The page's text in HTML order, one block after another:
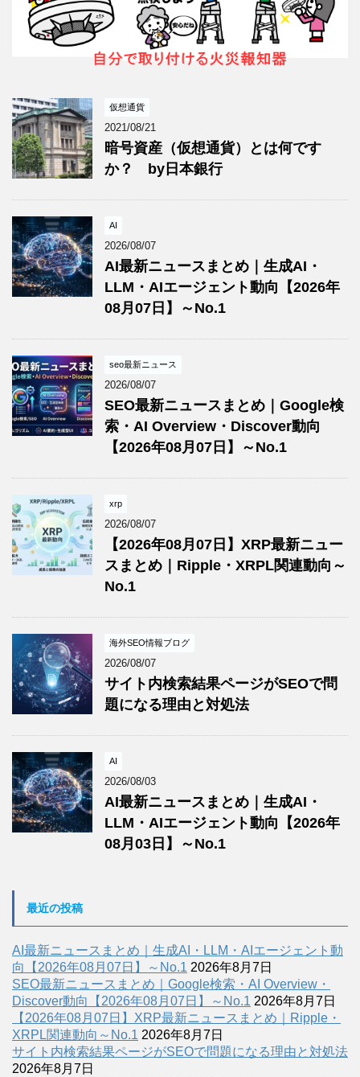
仮想通貨
2021/08/21
暗号資産（仮想通貨）とは何です
か？ by日本銀行
AI
2026/08/07
AI最新ニュースまとめ｜生成AI・
LLM・AIエージェント動向【2026年
08月07日】～No.1
seo最新ニュース
2026/08/07
SEO最新ニュースまとめ｜Google検
索・AI Overview・Discover動向
【2026年08月07日】～No.1
xrp
2026/08/07
【2026年08月07日】XRP最新ニュー
スまとめ｜Ripple・XRPL関連動向～
No.1
海外SEO情報ブログ
2026/08/07
サイト内検索結果ページがSEOで問
題になる理由と対処法
AI
2026/08/03
AI最新ニュースまとめ｜生成AI・
LLM・AIエージェント動向【2026年
08月03日】～No.1
最近の投稿
AI最新ニュースまとめ｜生成AI・LLM・AIエージェント動
向【2026年08月07日】～No.1 2026年8月7日
SEO最新ニュースまとめ｜Google検索・AI Overview・
Discover動向【2026年08月07日】～No.1 2026年8月7日
【2026年08月07日】XRP最新ニュースまとめ｜Ripple・
XRPL関連動向～No.1 2026年8月7日
サイト内検索結果ページがSEOで問題になる理由と対処法
2026年8月7日